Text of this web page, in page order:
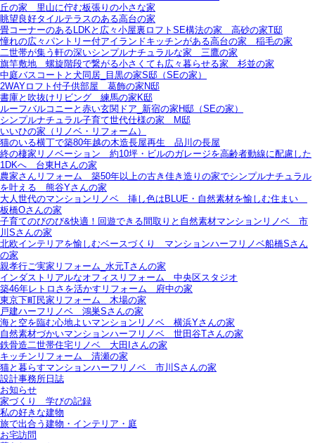
丘の家＿里山に佇む板張りの小さな家
眺望良好タイルテラスのある高台の家
畳コーナーのあるLDKと広々小屋裏ロフトSE構法の家＿高砂の家T邸
憧れの広々パントリー付アイランドキッチンがある高台の家＿稲毛の家
二世帯が集う軒の深いシンプルナチュラルな家＿三鷹の家
旗竿敷地＿螺旋階段で繋がる小さくても広々暮らせる家＿杉並の家
中庭バスコートと犬同居_目黒の家S邸（SEの家）
2WAYロフト付子供部屋＿葛飾の家N邸
書庫と吹抜けリビング 練馬の家K邸
ルーフバルコニーと赤い玄関ドア_新宿の家H邸（SEの家）
シンプルナチュラル子育て世代仕様の家 M邸
いいひの家（リノベ・リフォーム）
猫のいる横丁で築80年越の木造長屋再生＿品川の長屋
終の棲家リノベーション＿約10坪・ビルのガレージを高齢者動線に配慮した
1DKへ＿台東Hさんの家
農家さんリフォーム＿築50年以上の古き佳き造りの家でシンプルナチュラル
を叶える＿熊谷Yさんの家
大人世代のマンションリノベ＿挿し色はBLUE・自然素材を愉しむ住まい＿
板橋Oさんの家
子育てのびのび&快適！回遊できる間取りと自然素材マンションリノベ＿市
川Sさんの家
北欧インテリアを愉しむベースづくり＿マンションハーフリノベ船橋Sさん
の家
親孝行ご実家リフォーム_水元Tさんの家
インダストリアルなオフィスリフォーム＿中央区スタジオ
築46年レトロさを活かすリフォーム＿府中の家
東京下町民家リフォーム＿木場の家
戸建ハーフリノベ＿鴻巣Sさんの家
海と空を臨む心地よいマンションリノベ＿横浜Yさんの家
自然素材づかいマンションハーフリノベ＿世田谷Tさんの家
鉄骨造二世帯住宅リノベ＿大田Iさんの家
キッチンリフォーム＿清瀬の家
猫と暮らすマンションハーフリノベ＿市川Sさんの家
設計事務所日誌
お知らせ
家づくり 学びの記録
私の好きな建物
旅で出合う建物・インテリア・庭
お宅訪問